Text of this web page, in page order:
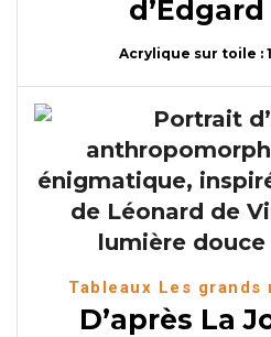
Acrylique sur toile :
Tableaux Les
D’après La